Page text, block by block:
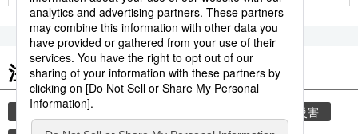
注目のキーワード
共同通信ニュース
気象・災害